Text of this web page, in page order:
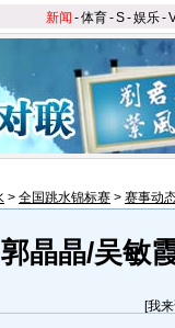
新闻 -体育-S-娱乐-
> 全国跳水锦标赛 > 赛事动
晶晶/吴敏
[我